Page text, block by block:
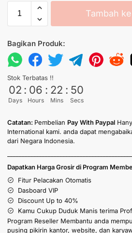
Tambah
Bagikan Produk:
Stok Terbatas !!
02
Days
: 06
Hours
: 22
Mins
: 50
Secs
Catatan: Pembelian Pay With Paypal
International kami. anda dapat
dari Negara Indonesia.
Dapatkan Harga Grosir di Program
Fitur Pelacakan Otomatis
Dasboard VIP
Discount Up to 40%
Kamu Cukup Duduk Manis terima
Program Reseller Membantu anda
pusing pikirin kantor, website, dan